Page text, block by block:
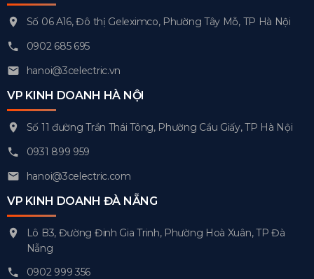
Số 06 A16, Đô thị Geleximco, Phường Tây Mỗ, TP Hà Nội
0902 685 695
hanoi@3celectric.vn
VP KINH DOANH HÀ NỘI
Số 11 đường Trần Thái Tông, Phường Cầu Giấy, TP Hà Nội
0931 899 959
hanoi@3celectric.com
VP KINH DOANH ĐÀ NẴNG
Lô B3, Đường Đinh Gia Trinh, Phường Hoà Xuân, TP Đà
Nẵng
0902 999 356